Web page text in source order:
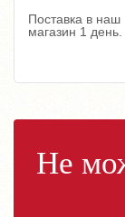
Поставка в наш
магазин 1 день.
Не